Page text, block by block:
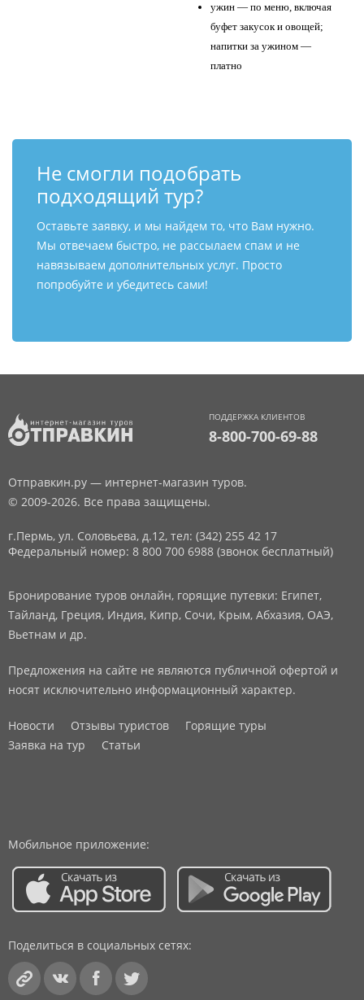
ужин — по меню, включая
буфет закусок и овощей;
напитки за ужином —
платно
Не смогли подобрать
подходящий тур?
Оставьте заявку, и мы найдем то, что Вам нужно.
Мы отвечаем быстро, не рассылаем спам и не
навязываем дополнительных услуг. Просто
попробуйте и убедитесь сами!
ПОДДЕРЖКА КЛИЕНТОВ
8-800-700-69-88
Отправкин.ру — интернет-магазин туров.
© 2009-2026. Все права защищены.
г.Пермь, ул. Соловьева, д.12, тел: (342) 255 42 17
Федеральный номер: 8 800 700 6988 (звонок бесплатный)
Бронирование туров онлайн, горящие путевки: Египет,
Тайланд, Греция, Индия, Кипр, Сочи, Крым, Абхазия, ОАЭ,
Вьетнам и др.
Предложения на сайте не являются публичной офертой и
носят исключительно информационный характер.
Новости Отзывы туристов
Горящие туры
Заявка на тур
Статьи
Мобильное приложение:
Поделиться в социальных сетях: